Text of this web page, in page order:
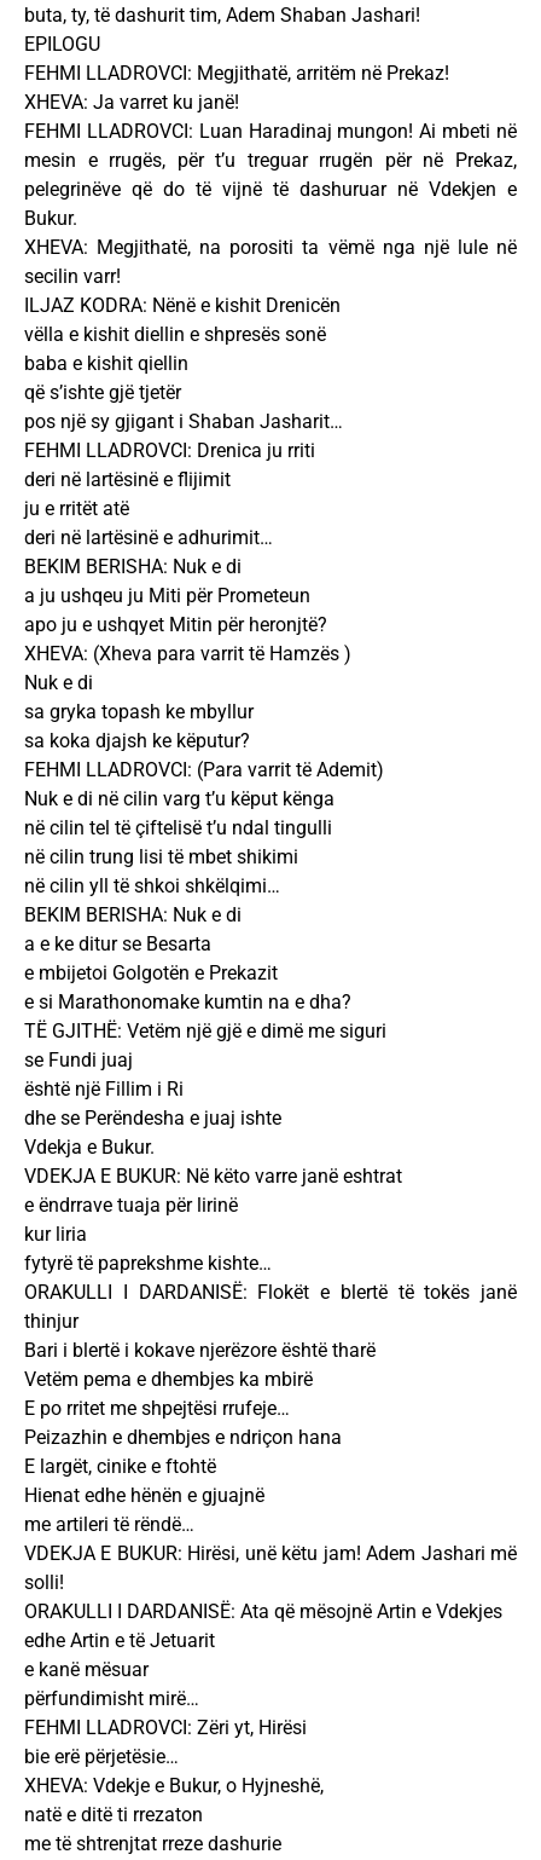
buta, ty, të dashurit tim, Adem Shaban Jashari!
EPILOGU
FEHMI LLADROVCI: Megjithatë, arritëm në Prekaz!
XHEVA: Ja varret ku janë!
FEHMI LLADROVCI: Luan Haradinaj mungon! Ai mbeti në
mesin e rrugës, për t’u treguar rrugën për në Prekaz,
pelegrinëve që do të vijnë të dashuruar në Vdekjen e
Bukur.
XHEVA: Megjithatë, na porositi ta vëmë nga një lule në
secilin varr!
ILJAZ KODRA: Nënë e kishit Drenicën
vëlla e kishit diellin e shpresës sonë
baba e kishit qiellin
që s’ishte gjë tjetër
pos një sy gjigant i Shaban Jasharit…
FEHMI LLADROVCI: Drenica ju rriti
deri në lartësinë e flijimit
ju e rritët atë
deri në lartësinë e adhurimit…
BEKIM BERISHA: Nuk e di
a ju ushqeu ju Miti për Prometeun
apo ju e ushqyet Mitin për heronjtë?
XHEVA: (Xheva para varrit të Hamzës )
Nuk e di
sa gryka topash ke mbyllur
sa koka djajsh ke këputur?
FEHMI LLADROVCI: (Para varrit të Ademit)
Nuk e di në cilin varg t’u këput kënga
në cilin tel të çiftelisë t’u ndal tingulli
në cilin trung lisi të mbet shikimi
në cilin yll të shkoi shkëlqimi…
BEKIM BERISHA: Nuk e di
a e ke ditur se Besarta
e mbijetoi Golgotën e Prekazit
e si Marathonomake kumtin na e dha?
TË GJITHË: Vetëm një gjë e dimë me siguri
se Fundi juaj
është një Fillim i Ri
dhe se Perëndesha e juaj ishte
Vdekja e Bukur.
VDEKJA E BUKUR: Në këto varre janë eshtrat
e ëndrrave tuaja për lirinë
kur liria
fytyrë të paprekshme kishte…
ORAKULLI I DARDANISË: Flokët e blertë të tokës janë
thinjur
Bari i blertë i kokave njerëzore është tharë
Vetëm pema e dhembjes ka mbirë
E po rritet me shpejtësi rrufeje…
Peizazhin e dhembjes e ndriçon hana
E largët, cinike e ftohtë
Hienat edhe hënën e gjuajnë
me artileri të rëndë…
VDEKJA E BUKUR: Hirësi, unë këtu jam! Adem Jashari më
solli!
ORAKULLI I DARDANISË: Ata që mësojnë Artin e Vdekjes
edhe Artin e të Jetuarit
e kanë mësuar
përfundimisht mirë…
FEHMI LLADROVCI: Zëri yt, Hirësi
bie erë përjetësie…
XHEVA: Vdekje e Bukur, o Hyjneshë,
natë e ditë ti rrezaton
me të shtrenjtat rreze dashurie